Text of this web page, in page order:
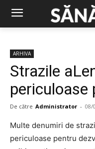
ARHIVA
Strazile
periculoase
De către Administrator - 08/
Multe denumiri de
periculoase pentru